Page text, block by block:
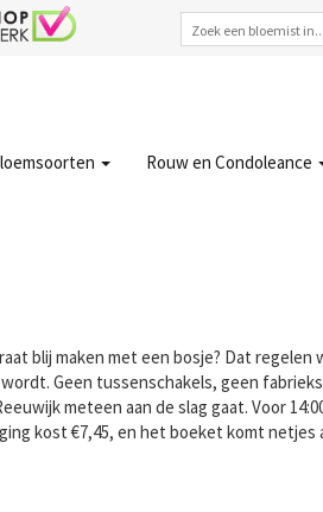
Rouw en Condoleance
blij maken met een bosje? Dat regelen
Geen tussenschakels, geen
meteen aan de slag gaat. Voor
kost €7,45, en het boeket komt netjes